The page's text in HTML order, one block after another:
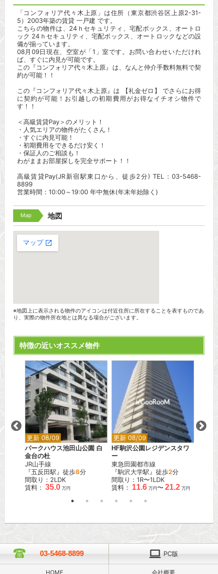
「コンフォリア代々木上原」は住所（東京都渋谷区上原2-31-
5）2003年築の賃貸 一戸建 です。
こちらの物件は、24ｈセキュリティ、宅配ボックス、オートロ
ック 24ｈセキュリティ、宅配ボックス、オートロックなどの設
備が揃っています。
08月09日現在、空室が「1」室です。お問い合わせいただけれ
ば、すぐに内見が可能です。
この『コンフォリア代々木上原』は、なんと仲介手数料無料で契
約が可能！！
この『コンフォリア代々木上原』は 【礼金ゼロ】 でさらにお得
に契約が可能！お引越しの初期費用がお得なイチオシ物件で
す！！
＜高級賃貸Pay＞のメリット！
・人気エリアの物件がたくさん！
・すぐに内見可能！
・初期費用をできるだけ安く！
・保証人のご相談も！
わがままお部屋探しを完全サポート！！
高級賃貸Pay(JR新宿駅東口から、徒歩2分) TEL：03-5468-
8899
営業時間：10:00～19:00 年中無休(年末年始除く)
Map 地図
※地図上に表示される物件のアイコンは付近住所に所在することを表すものであ
り、実際の物件所在地とは異なる場合がございます。
特徴の近いオススメ物件
更新 08/09
パークハウス池田山公園 白
金台の杜
JR山手線
『五反田駅』徒歩8分
間取り：2LDK
賃料： 35.0 万円
更新 08/09
HF駒沢公園レジデンスタワ
ー
東急田園都市線
『駒沢大学駅』徒歩2分
間取り：1R〜1LDK
賃料： 11.6 万円〜 21.2 万円
03-5468-8899 PC版
HOME 会社概要